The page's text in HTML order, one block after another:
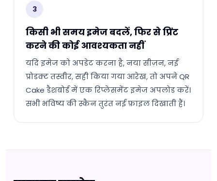
3
किसी भी समय इमेज बदलें, फिर से प्रिंट
करने की कोई आवश्यकता नहीं
यदि इमेज को अपडेट करना है, नया सीज़न, नई
प्रोडक्ट तस्वीर, सही किया गया आरेख, तो अपने QR
Cake डैशबोर्ड में एक रिप्लेसमेंट इमेज अपलोड करें।
सभी भविष्य की स्कैन तुरंत नई फ़ाइल दिखाती हैं।